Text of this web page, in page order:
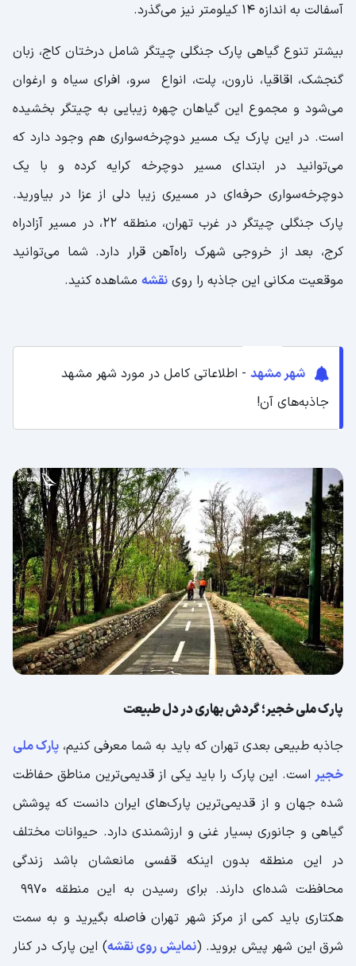
آسفالت به اندازه 14 کیلومتر نیز می‌گذرد.
بیشتر تنوع گیاهی پارک جنگلی چیتگر شامل درختان کاج، زبان
گنجشک، اقاقیا، نارون، پلت، انواع سرو، افرای سیاه و ارغوان
می‌شود و مجموع این گیاهان چهره زیبایی به چیتگر بخشیده
است. در این پارک یک مسیر دوچرخه‌سواری هم وجود دارد که
می‌توانید در ابتدای مسیر دوچرخه کرایه کرده و با یک
دوچرخه‌سواری حرفه‌ای در مسیری زیبا دلی از عزا در بیاورید.
پارک جنگلی چیتگر در غرب تهران، منطقه 22، در مسیر آزادراه
کرج، بعد از خروجی شهرک راه‌آهن قرار دارد. شما می‌توانید
موقعیت مکانی این جاذبه را روی نقشه مشاهده کنید.
شهر مشهد - اطلاعاتی کامل در مورد شهر مشهد
جاذبه‌های آن!
پارک ملی خجیر؛ گردش بهاری در دل طبیعت
جاذبه طبیعی بعدی تهران که باید به شما معرفی کنیم، پارک ملی
خجیر است. این پارک را باید یکی از قدیمی‌ترین مناطق حفاظت
شده جهان و از قدیمی‌ترین پارک‌های ایران دانست که پوشش
گیاهی و جانوری بسیار غنی و ارزشمندی دارد. حیوانات مختلف
در این منطقه بدون اینکه قفسی مانعشان باشد زندگی
محافظت شده‌ای دارند. برای رسیدن به این منطقه 9970
هکتاری باید کمی از مرکز شهر تهران فاصله بگیرید و به سمت
شرق این شهر پیش بروید. (نمایش روی نقشه) این پارک در کنار